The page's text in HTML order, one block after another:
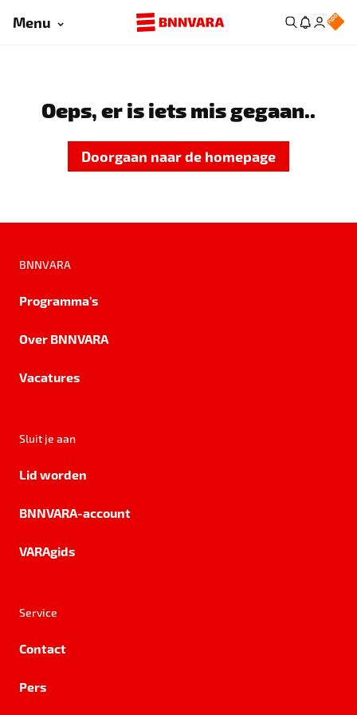
Menu
Oeps, er is iets mis gegaan..
Doorgaan naar de homepage
BNNVARA
Programma's
Over BNNVARA
Vacatures
Sluit je aan
Lid worden
BNNVARA-account
VARAgids
Service
Contact
Pers